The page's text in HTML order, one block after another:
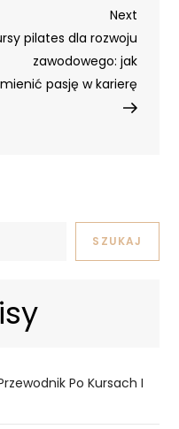
Next
Post
Next
pilates dla rozwoju
zawodowego: jak
pasję w karierę
SZUKAJ
Po Kursach I